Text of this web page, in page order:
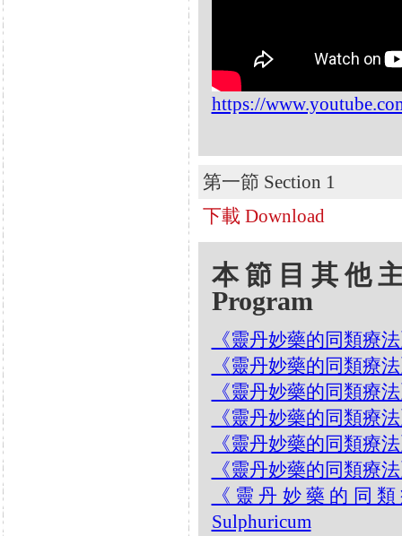
https://
第一節 Section 1
下載 Download
本節目其他
Program
《靈丹妙藥的同類療
《靈丹妙藥的同類療
《靈丹妙藥的同類療
《靈丹妙藥的同類療
《靈丹妙藥的同類療
《靈丹妙藥的同類療
《靈丹妙藥的同
Sulphuricum